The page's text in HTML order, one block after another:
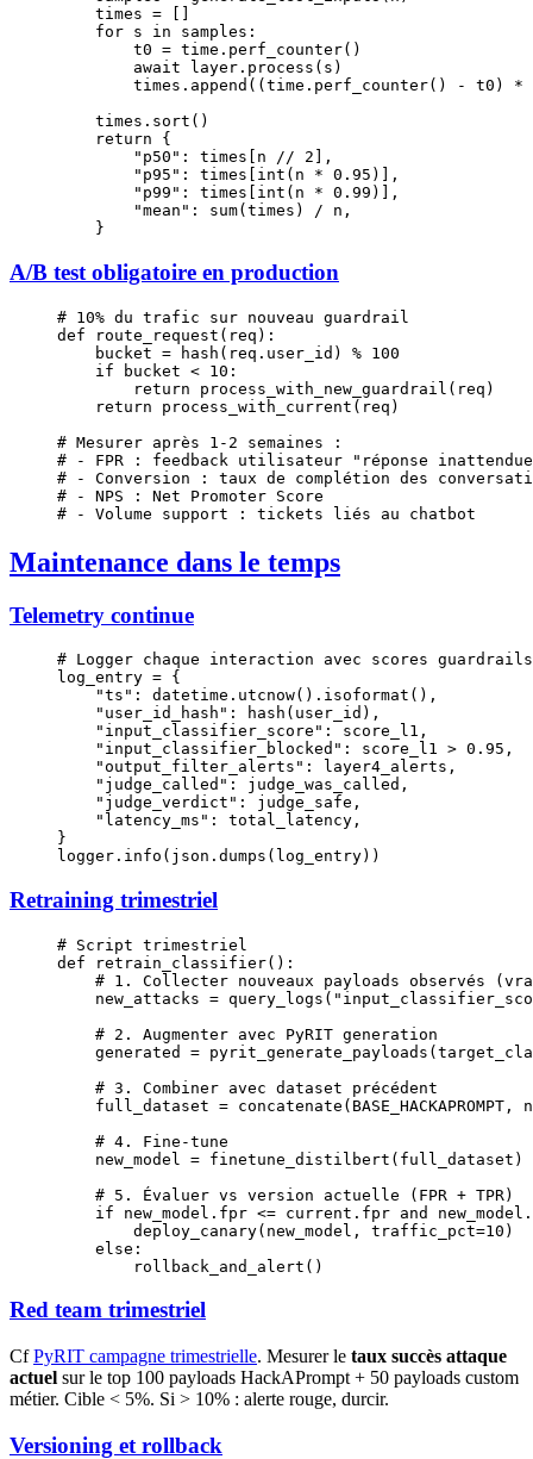
    times
=
    for
s in samples:
        t0
= time.perf_counter()
        await
layer.process(s)
        times.append((time.perf_counter()
- t0) *
    times.sort()
    return
{
        "p50"
: times[n // 2 ],
        "p95"
: times[ int (n * 0.95 )],
        "p99"
: times[ int (n * 0.99 )],
        "mean"
: sum(times) / n,
    }
A/B test obligatoire en production
# 10% du trafic sur nouveau guardrail
def route_request (req):
    bucket
= hash (req.user_id) % 100
    if
bucket < 10 :
        return
process_with_new_guardrail(req)
    return
process_with_current(req)
# Mesurer après 1-2 semaines :
# - FPR : feedback utilisateur "réponse
# - Conversion : taux de complétion des
# - NPS : Net Promoter Score
# - Volume support : tickets liés au chatbot
Maintenance dans le temps
Telemetry continue
# Logger chaque interaction avec scores guardrails
log_entry = {
    "ts"
: datetime.utcnow().isoformat(),
    "user_id_hash"
: hash (user_id),
    "input_classifier_score"
: score_l1,
    "input_classifier_blocked"
: score_l1 > 0.95 ,
    "output_filter_alerts"
: layer4_alerts,
    "judge_called"
: judge_was_called,
    "judge_verdict"
: judge_safe,
    "latency_ms"
: total_latency,
}
logger.info(json.dumps(log_entry))
Retraining trimestriel
# Script trimestriel
def retrain_classifier():
# 1. Collecter nouveaux payloads observés
    new_attacks
= query_logs(
    # 2. Augmenter avec PyRIT generation
    generated
= pyrit_generate_payloads(
    # 3. Combiner avec dataset précédent
    full_dataset
= concatenate( BASE_HACKAPROMPT ,
    # 4. Fine-tune
    new_model
= finetune_distilbert(full_dataset)
    # 5. Évaluer vs version actuelle (FPR + TPR)
    if
new_model.fpr <= current.fpr and
        deploy_canary(new_model,
traffic_pct=10 )
    else
:
        rollback_and_alert()
Red team trimestriel
CfPyRIT campagne trimestrielle. Mesurer le taux succès attaque
actuel sur le top 100 payloads HackAPrompt + 50 payloads custom
métier. Cible < 5%. Si > 10% : alerte rouge, durcir.
Versioning et rollback